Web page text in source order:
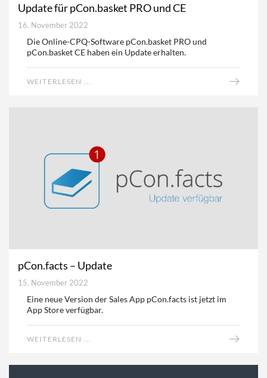
Update für pCon.basket PRO und CE
16. November 2022
Die Online-CPQ-Software pCon.basket PRO und
pCon.basket CE haben ein Update erhalten.
WEITERLESEN ...
pCon.facts – Update
15. November 2022
Eine neue Version der Sales App pCon.facts ist jetzt im
App Store verfügbar.
WEITERLESEN ...